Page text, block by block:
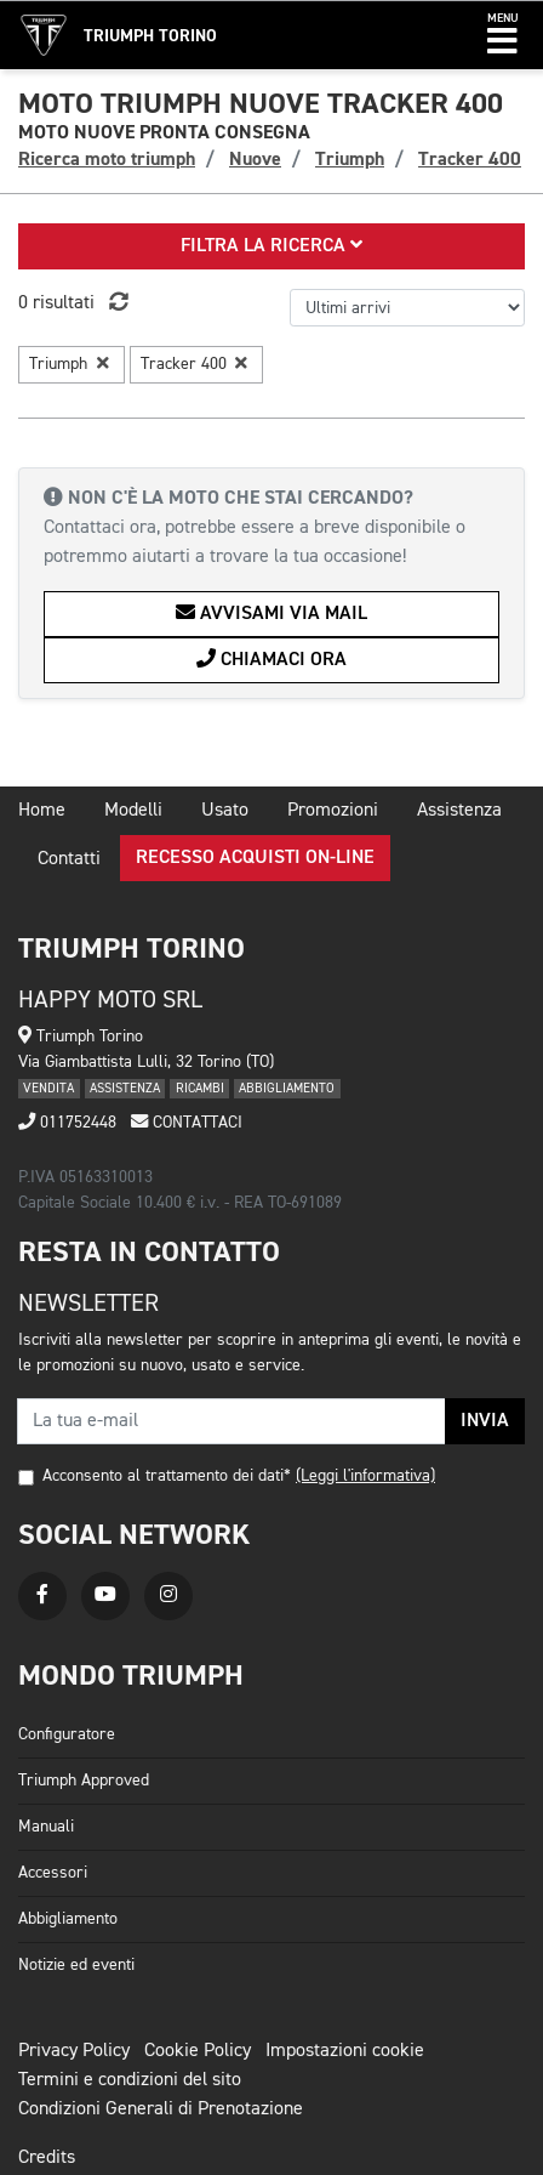
TRIUMPH TORINO
MENU
MOTO TRIUMPH NUOVE TRACKER 400
MOTO NUOVE PRONTA CONSEGNA
Ricerca moto triumph
Nuove Triumph Tracker 400
FILTRA LA RICERCA
0 risultati
Triumph Tracker 400
NON C'È LA MOTO CHE STAI CERCANDO?
Contattaci ora, potrebbe essere a breve disponibile o
potremmo aiutarti a trovare la tua occasione!
AVVISAMI VIA MAIL
CHIAMACI ORA
Home Modelli Usato Promozioni Assistenza
Contatti RECESSO ACQUISTI ON-LINE
TRIUMPH TORINO
HAPPY MOTO SRL
Triumph Torino
Via Giambattista Lulli, 32 Torino (TO)
VENDITA ASSISTENZA RICAMBI ABBIGLIAMENTO
011752448 CONTATTACI
P.IVA 05163310013
Capitale Sociale 10.400 € i.v. - REA TO-691089
RESTA IN CONTATTO
NEWSLETTER
Iscriviti alla newsletter per scoprire in anteprima gli eventi, le novità e
le promozioni su nuovo, usato e service.
INVIA
Acconsento al trattamento dei dati* (Leggi l'informativa)
SOCIAL NETWORK
MONDO TRIUMPH
Configuratore
Triumph Approved
Manuali
Accessori
Abbigliamento
Notizie ed eventi
Privacy Policy Cookie Policy
Impostazioni cookie
Termini e condizioni del sito
Condizioni Generali di Prenotazione
Credits